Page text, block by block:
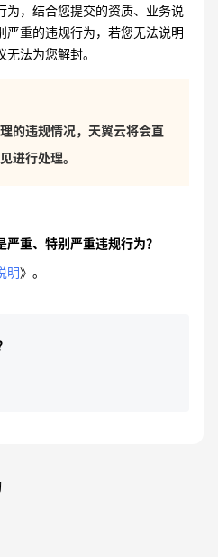
为，结合您提交的资质、业务说
严重的违规行为，若您无法说明
法为您解封。
的违规情况，天翼云将会直
进行处理。
重、特别严重违规行为？
明》。